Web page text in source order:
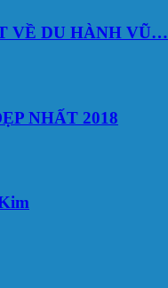
VỀ DU HÀNH VŨ…
NHẤT 2018